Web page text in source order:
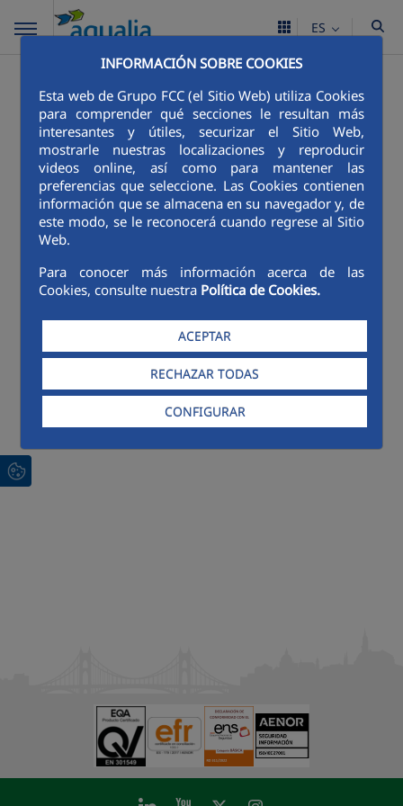
INFORMACIÓN SOBRE COOKIES
Esta web de Grupo FCC (el Sitio Web) utiliza Cookies
para comprender qué secciones le resultan más
interesantes y útiles, securizar el Sitio Web,
mostrarle nuestras localizaciones y reproducir
videos online, así como para mantener las
preferencias que seleccione. Las Cookies contienen
información que se almacena en su navegador y, de
este modo, se le reconocerá cuando regrese al Sitio
Web.
Para conocer más información acerca de las
Cookies, consulte nuestra Política de Cookies.
ACEPTAR
RECHAZAR TODAS
CONFIGURAR
ES
-
Filtro de búsqueda
Texto
BUSCAR
La búsqueda no obtuvo
ningún resultado.